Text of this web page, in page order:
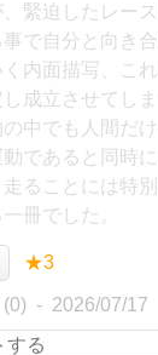
緊迫したレー
事で自分と向き
内面描写、こ
し成立させてし
中でも人間だ
であると同時
走ることには特
冊でした。
★3
2026/07/17